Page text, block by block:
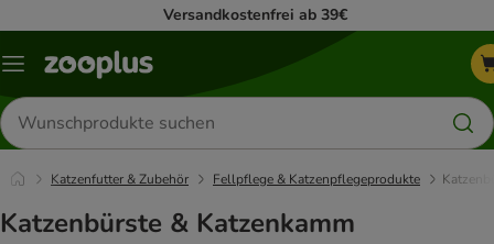
Versandkostenfrei ab 39€
Menü
Produkte
suchen
Katzenfutter & Zubehör Fellpflege & Katzenpflegeprodukte
Katzenbürste & Katzenkamm